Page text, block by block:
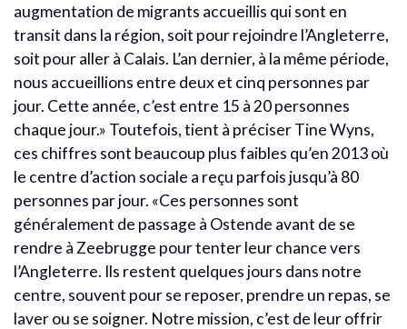
augmentation de migrants accueillis qui sont en
transit dans la région, soit pour rejoindre l’Angleterre,
soit pour aller à Calais. L’an dernier, à la même période,
nous accueillions entre deux et cinq personnes par
jour. Cette année, c’est entre 15 à 20 personnes
chaque jour.» Toutefois, tient à préciser Tine Wyns,
ces chiffres sont beaucoup plus faibles qu’en 2013 où
le centre d’action sociale a reçu parfois jusqu’à 80
personnes par jour. «Ces personnes sont
généralement de passage à Ostende avant de se
rendre à Zeebrugge pour tenter leur chance vers
l’Angleterre. Ils restent quelques jours dans notre
centre, souvent pour se reposer, prendre un repas, se
laver ou se soigner. Notre mission, c’est de leur offrir